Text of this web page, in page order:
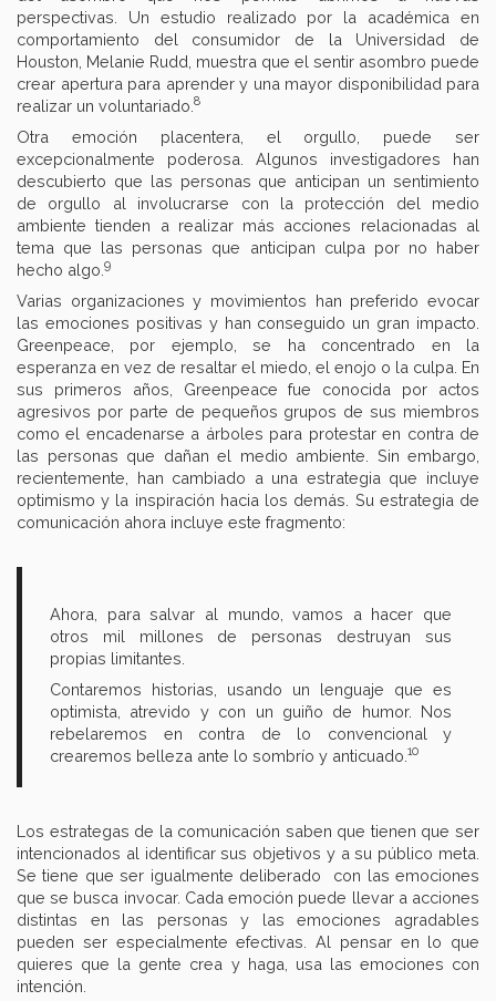
perspectivas. Un estudio realizado por la académica en
comportamiento del consumidor de la Universidad de
Houston, Melanie Rudd, muestra que el sentir asombro puede
crear apertura para aprender y una mayor disponibilidad para
realizar un voluntariado. 8
Otra emoción placentera, el orgullo, puede ser
excepcionalmente poderosa. Algunos investigadores han
descubierto que las personas que anticipan un sentimiento
de orgullo al involucrarse con la protección del medio
ambiente tienden a realizar más acciones relacionadas al
tema que las personas que anticipan culpa por no haber
hecho algo. 9
Varias organizaciones y movimientos han preferido evocar
las emociones positivas y han conseguido un gran impacto.
Greenpeace, por ejemplo, se ha concentrado en la
esperanza en vez de resaltar el miedo, el enojo o la culpa. En
sus primeros años, Greenpeace fue conocida por actos
agresivos por parte de pequeños grupos de sus miembros
como el encadenarse a árboles para protestar en contra de
las personas que dañan el medio ambiente. Sin embargo,
recientemente, han cambiado a una estrategia que incluye
optimismo y la inspiración hacia los demás. Su estrategia de
comunicación ahora incluye este fragmento:
Ahora, para salvar al mundo, vamos a hacer que
otros mil millones de personas destruyan sus
propias limitantes.
Contaremos historias, usando un lenguaje que es
optimista, atrevido y con un guiño de humor. Nos
rebelaremos en contra de lo convencional y
crearemos belleza ante lo sombrío y anticuado. 10
Los estrategas de la comunicación saben que tienen que ser
intencionados al identificar sus objetivos y a su público meta.
Se tiene que ser igualmente deliberado con las emociones
que se busca invocar. Cada emoción puede llevar a acciones
distintas en las personas y las emociones agradables
pueden ser especialmente efectivas. Al pensar en lo que
quieres que la gente crea y haga, usa las emociones con
intención.